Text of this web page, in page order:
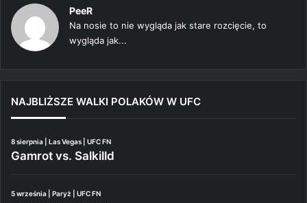
PeeR
Na nosie to nie wygląda jak stare rozcięcie, to
wygląda jak...
NAJBLIŻSZE WALKI POLAKÓW W UFC
8 sierpnia | Las Vegas | UFC FN
Gamrot vs. Salkilld
5 września | Paryż | UFC FN